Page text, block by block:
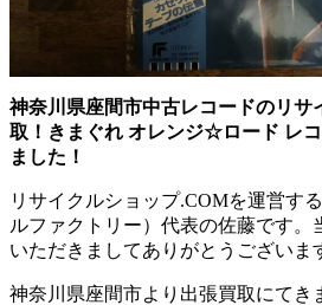
神奈川県座間市中古レコードのリサ
取！きまぐれ オレンジ☆ロード レ
ました！
リサイクルショップ.COMを運営す
ルファクトリー）代表の佐藤です。
いただきましてありがとうございま
神奈川県座間市より出張買取にて